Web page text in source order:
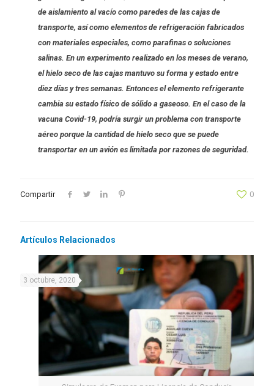
de aislamiento al vacío como paredes de las cajas de
transporte, así como elementos de refrigeración fabricados
con materiales especiales, como parafinas o soluciones
salinas. En un experimento realizado en los meses de verano,
el hielo seco de las cajas mantuvo su forma y estado entre
diez días y tres semanas. Entonces el elemento refrigerante
cambia su estado físico de sólido a gaseoso. En el caso de la
vacuna Covid-19, podría surgir un problema con transporte
aéreo porque la cantidad de hielo seco que se puede
transportar en un avión es limitada por razones de seguridad.
Compartir 0
Artículos Relacionados
3 octubre, 2020